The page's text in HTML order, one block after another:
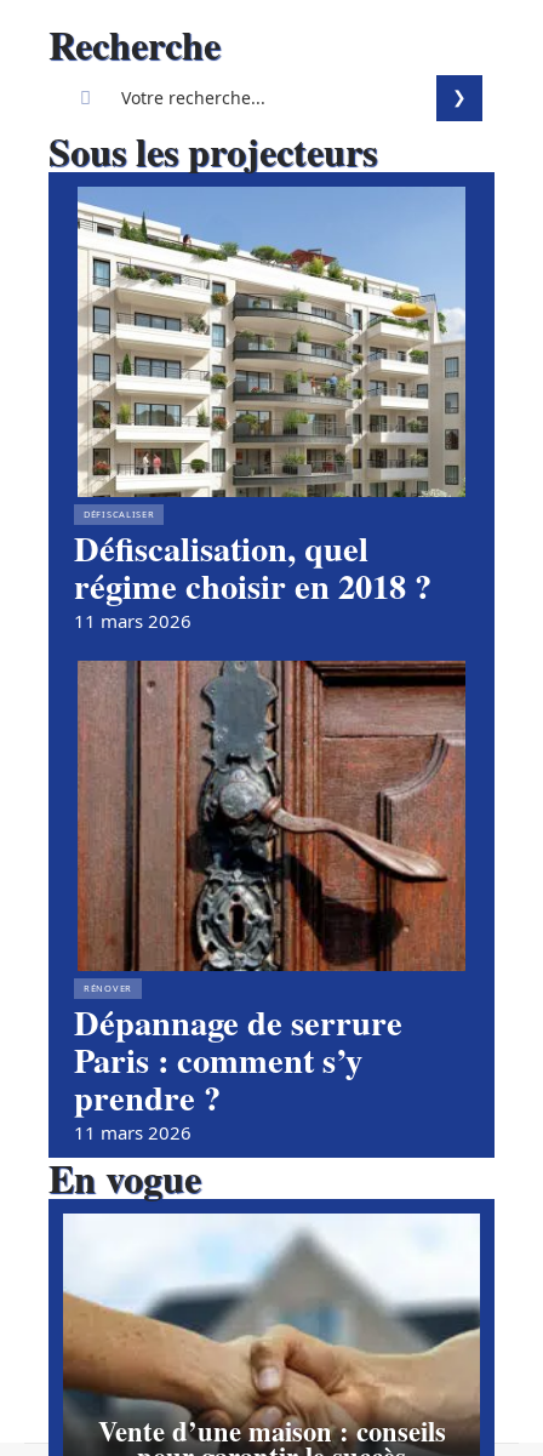
Recherche
Sous les projecteurs
DÉFISCALISER
Défiscalisation, quel
régime choisir en 2018 ?
11 mars 2026
RÉNOVER
Dépannage de serrure
Paris : comment s’y
prendre ?
11 mars 2026
En vogue
Vente d’une maison : conseils